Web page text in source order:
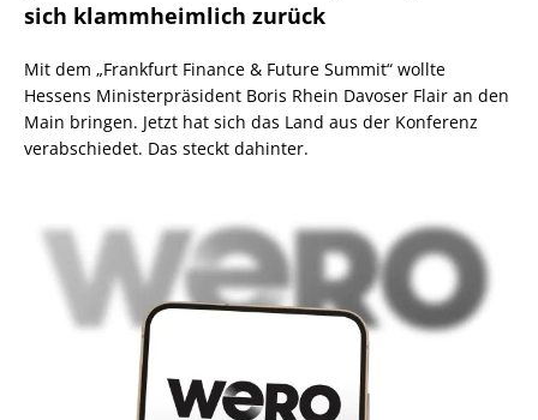
sich klammheimlich zurück
Mit dem „Frankfurt Finance & Future Summit“ wollte
Hessens Ministerpräsident Boris Rhein Davoser Flair an den
Main bringen. Jetzt hat sich das Land aus der Konferenz
verabschiedet. Das steckt dahinter.